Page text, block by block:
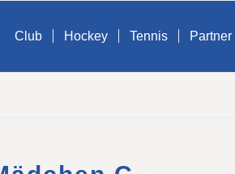
Club Hockey Tennis Partner